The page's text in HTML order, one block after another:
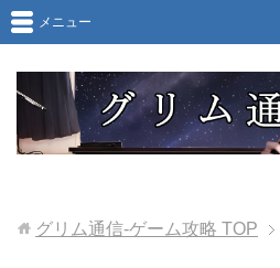
メニュー
グリム通信-ゲーム攻略 TOP